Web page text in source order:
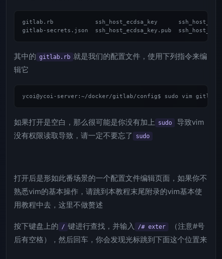
gitlab.rb            ssh_host_ecdsa_key
其中的 gitlab.rb 就是我们的配置文件，使用下列指令来编
辑它
如果打开是空白，那么很可能是你没有加上 sudo
导致vim
没有权限读取导致，请一定不要忘了
sudo
打开后是形如此番场景的一个配置文件编辑页面，如果你不
熟悉vim的基本操作，请跳到本教程末尾附录的vim基本使
用教程中去，这里不做赘述
按下键盘上的 / 键进行查找，并输入 /# exter
（注意#号
后有空格），然后回车，你会发现光标跳到下面这个位置来